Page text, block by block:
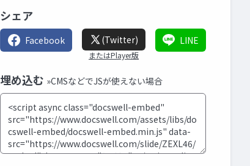
シェア
Facebook (Twitter)
またはPlayer版
LINE
埋め込む »CMSなどでJSが使えない場合